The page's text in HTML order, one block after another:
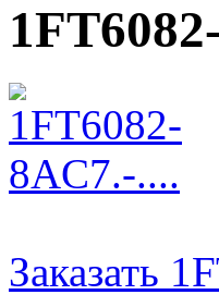
Заказать